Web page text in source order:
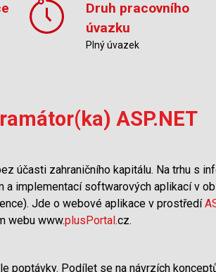
Druh pracovního
úvazku
Plný úvazek
ASP.NET
účasti zahraničního kapitálu. Na trhu s
a implementací softwarových aplikací v
Jde o webové aplikace v prostředí
webu www.plusPortal .cz.
poptávky. Podílet se na návrzích